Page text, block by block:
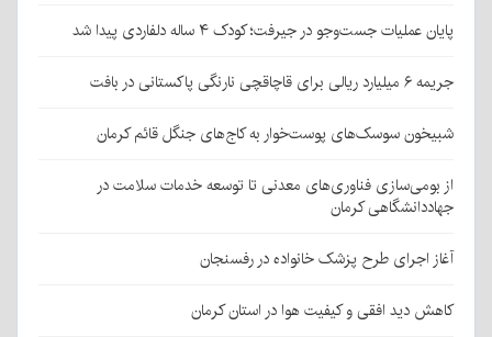
پایان عملیات جست‌وجو در جیرفت؛ کودک ۴ ساله دلفاردی پیدا شد
جریمه ۶ میلیارد ریالی برای قاچاقچی نارنگی پاکستانی در بافت
شبیخون سوسک‌های پوست‌خوار به کاج‌های جنگل قائم کرمان
از بومی‌سازی فناوری‌های معدنی تا توسعه خدمات سلامت در
جهاددانشگاهی کرمان
آغاز اجرای طرح پزشک خانواده در رفسنجان
کاهش دید افقی و کیفیت هوا در استان کرمان